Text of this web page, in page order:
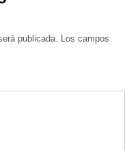
publicada.
Los campos